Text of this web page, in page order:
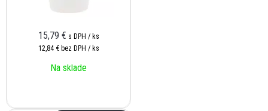
15,79 € s DPH / ks
12,84 € bez DPH / ks
Na sklade